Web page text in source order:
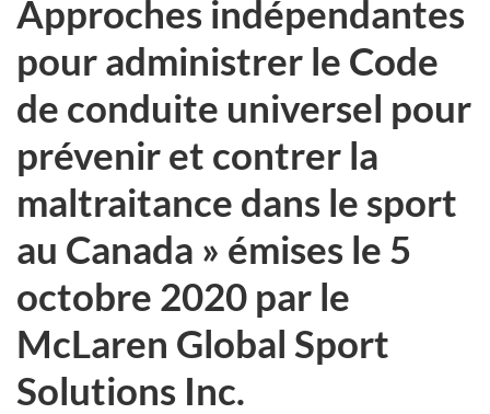
Approches indépendantes
pour administrer le Code
de conduite universel pour
prévenir et contrer la
maltraitance dans le sport
au Canada » émises le 5
octobre 2020 par le
McLaren Global Sport
Solutions Inc.